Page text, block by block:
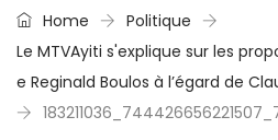
Home
Politique
Le MTVAyiti s'explique sur les
e Reginald Boulos à l’égard de